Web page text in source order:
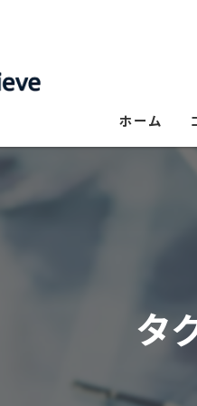
ホーム
タ